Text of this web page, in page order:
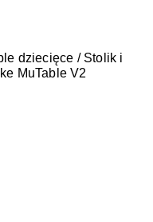
dziecięce / Stolik i
MuTable V2